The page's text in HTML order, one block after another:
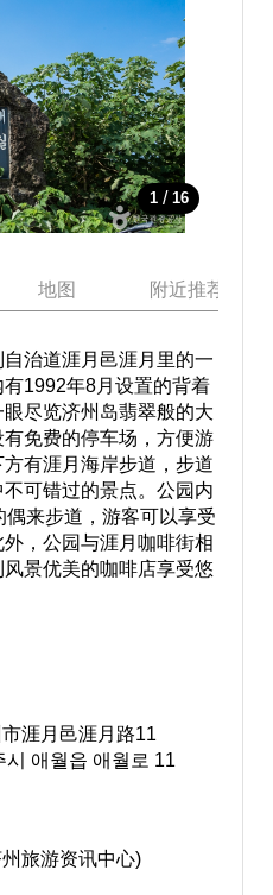
1 / 16
地图 附近推荐景点
治道涯月邑涯月里的一
1992年8月设置的背着
尽览济州岛翡翠般的大
免费的停车场，方便游
有涯月海岸步道，步道
可错过的景点。公园内
来步道，游客可以享受
，公园与涯月咖啡街相
景优美的咖啡店享受悠
涯月邑涯月路11
애월읍 애월로 11
旅游资讯中心)